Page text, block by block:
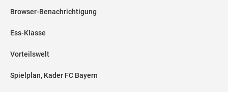
Browser-Benachrichtigung
Ess-Klasse
Vorteilswelt
Spielplan, Kader FC Bayern